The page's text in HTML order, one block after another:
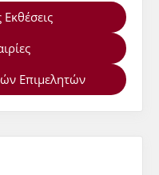
Επιμελητών